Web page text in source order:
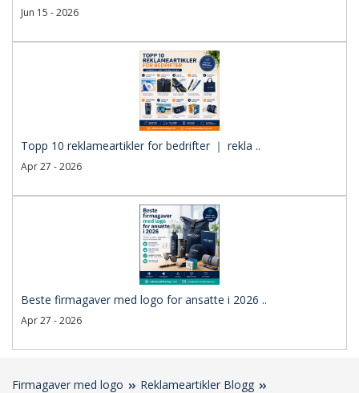
Jun 15 - 2026
Topp 10 reklameartikler for bedrifter ｜ rekla ..
Apr 27 - 2026
Beste firmagaver med logo for ansatte i 2026 ..
Apr 27 - 2026
Firmagaver med logo
Reklameartikler Blogg